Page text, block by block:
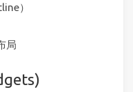
）
局